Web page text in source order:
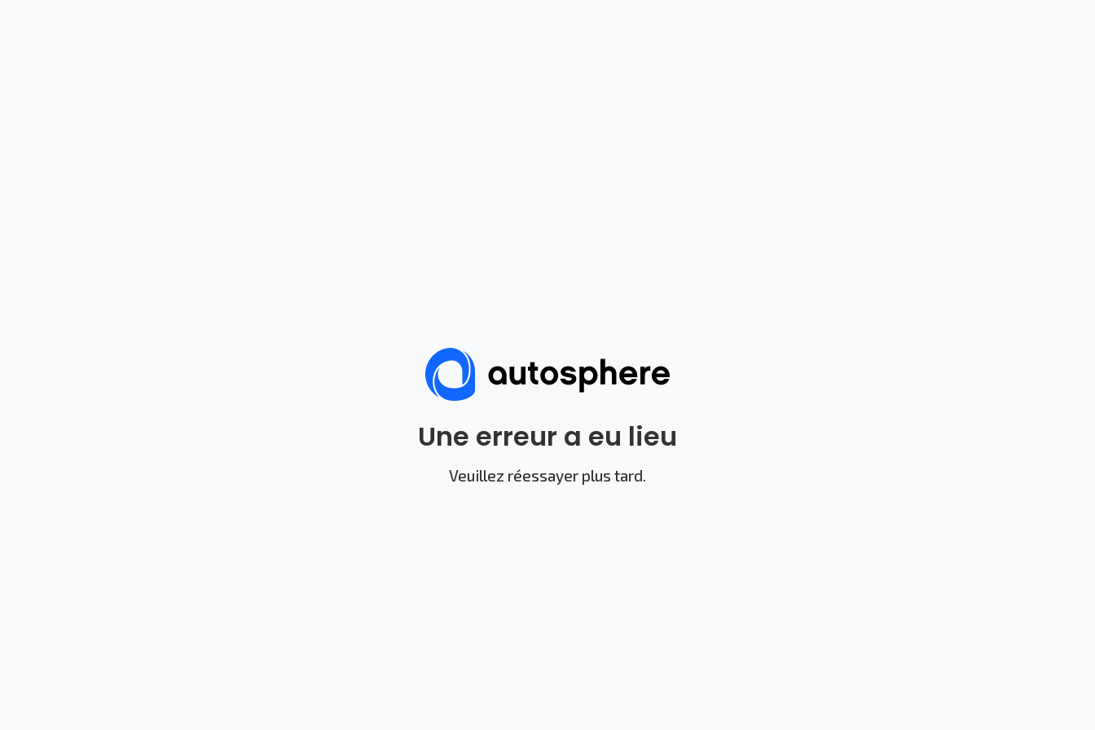
Une erreur a eu lieu
Veuillez réessayer plus tard.